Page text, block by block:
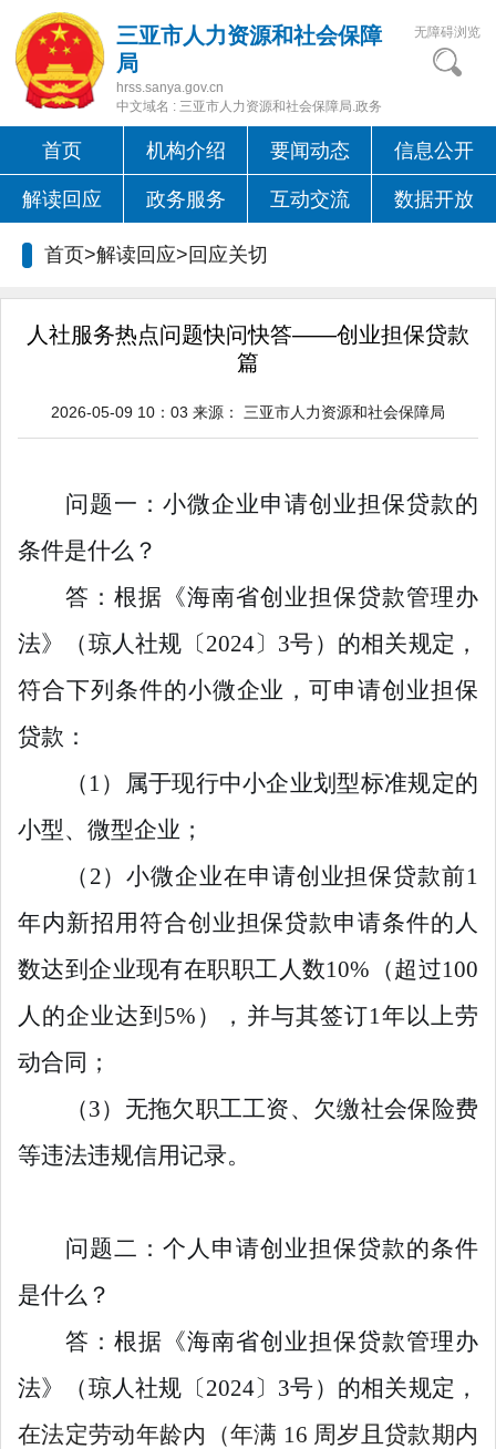
三亚市人力资源和社会保障
局
hrss.sanya.gov.cn
中文域名 : 三亚市人力资源和社会保障局.政务
无障碍浏览
首页 机构介绍 要闻动态 信息公开
解读回应 政务服务 互动交流 数据开放
首页>解读回应> 回应关切
人社服务热点问题快问快答——创业担保贷款
篇
2026-05-09 10：03 来源： 三亚市人力资源和社会保障局
问题一：小微企业申请创业担保贷款的
条件是什么？
答：根据《海南省创业担保贷款管理办
法》（琼人社规〔2024〕3号）的相关规定，
符合下列条件的小微企业，可申请创业担保
贷款：
（1）属于现行中小企业划型标准规定的
小型、微型企业；
（2）小微企业在申请创业担保贷款前1
年内新招用符合创业担保贷款申请条件的人
数达到企业现有在职职工人数10%（超过100
人的企业达到5%），并与其签订1年以上劳
动合同；
（3）无拖欠职工工资、欠缴社会保险费
等违法违规信用记录。
问题二：个人申请创业担保贷款的条件
是什么？
答：根据《海南省创业担保贷款管理办
法》（琼人社规〔2024〕3号）的相关规定，
在法定劳动年龄内（年满 16 周岁且贷款期内